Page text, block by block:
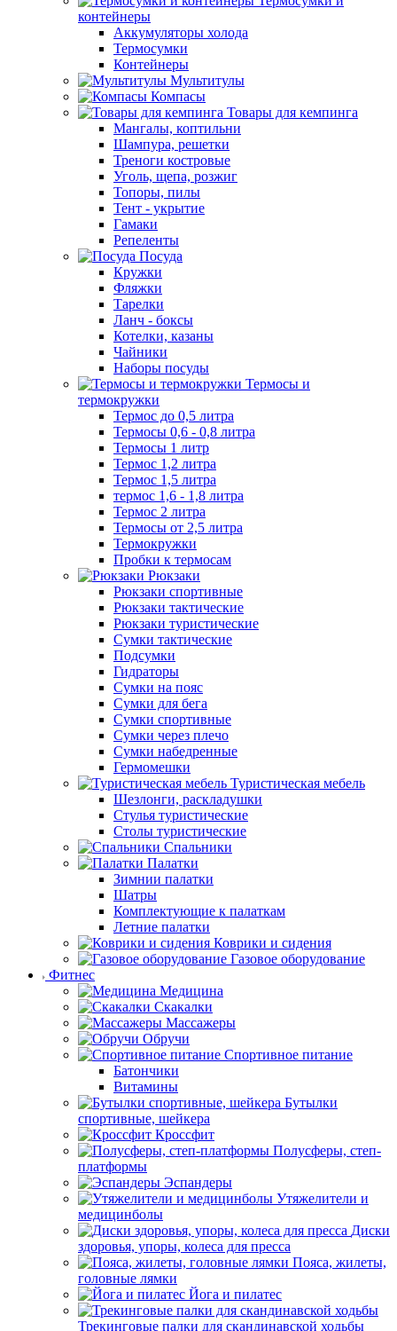
контейнеры
Аккумуляторы холода
Термосумки
Контейнеры
Мультитулы
Компасы
Товары для кемпинга
Мангалы, коптильни
Шампура, решетки
Треноги костровые
Уголь, щепа, розжиг
Топоры, пилы
Тент - укрытие
Гамаки
Репеленты
Посуда
Кружки
Фляжки
Тарелки
Ланч - боксы
Котелки, казаны
Чайники
Наборы посуды
Термосы и
термокружки
Термос до 0,5 литра
Термосы 0,6 - 0,8 литра
Термосы 1 литр
Термос 1,2 литра
Термос 1,5 литра
термос 1,6 - 1,8 литра
Термос 2 литра
Термосы от 2,5 литра
Термокружки
Пробки к термосам
Рюкзаки
Рюкзаки спортивные
Рюкзаки тактические
Рюкзаки туристические
Сумки тактические
Подсумки
Гидраторы
Сумки на пояс
Сумки для бега
Сумки спортивные
Сумки через плечо
Сумки набедренные
Гермомешки
Туристическая мебель
Шезлонги, раскладушки
Стулья туристические
Столы туристические
Спальники
Палатки
Зимнии палатки
Шатры
Комплектующие к палаткам
Летние палатки
Коврики и сидения
Газовое оборудование
Фитнес
Медицина
Скакалки
Массажеры
Обручи
Спортивное питание
Батончики
Витамины
Бутылки
спортивные, шейкера
Кроссфит
Полусферы, степ-
платформы
Эспандеры
Утяжелители и
медицинболы
Диски
здоровья, упоры, колеса для пресса
Пояса, жилеты,
головные лямки
Йога и пилатес
Трекинговые палки для скандинавской ходьбы